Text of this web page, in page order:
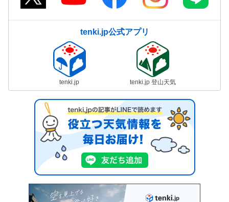
tenki.jp公式アプリ
tenki.jp tenki.jp 登山天気